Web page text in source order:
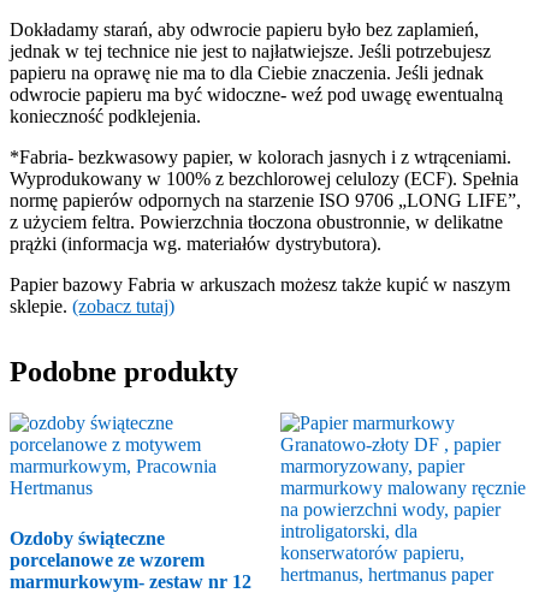
Dokładamy starań, aby odwrocie papieru było bez zaplamień,
jednak w tej technice nie jest to najłatwiejsze. Jeśli potrzebujesz
papieru na oprawę nie ma to dla Ciebie znaczenia. Jeśli jednak
odwrocie papieru ma być widoczne- weź pod uwagę ewentualną
konieczność podklejenia.
*Fabria- bezkwasowy papier, w kolorach jasnych i z wtrąceniami.
Wyprodukowany w 100% z bezchlorowej celulozy (ECF). Spełnia
normę papierów odpornych na starzenie ISO 9706 „LONG LIFE”,
z użyciem feltra. Powierzchnia tłoczona obustronnie, w delikatne
prążki (informacja wg. materiałów dystrybutora).
Papier bazowy Fabria w arkuszach możesz także kupić w naszym
sklepie. (zobacz tutaj)
Podobne produkty
Ozdoby świąteczne
porcelanowe ze wzorem
marmurkowym- zestaw nr 12